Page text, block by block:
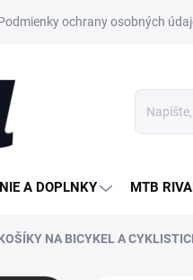
ochrany osobných
A DOPLNKY MTB
NA BICYKEL A